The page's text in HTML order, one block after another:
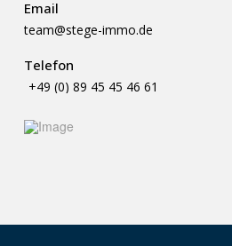
Email
team@stege-immo.de
Telefon
+49 (0) 89 45 45 46 61